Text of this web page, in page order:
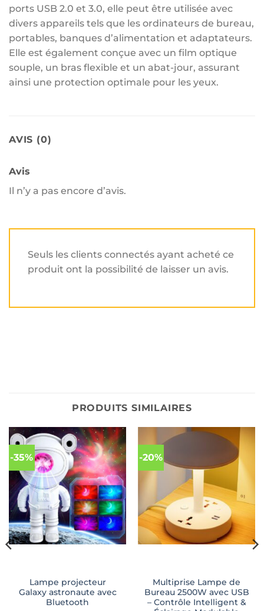
ports USB 2.0 et 3.0, elle peut être utilisée avec
divers appareils tels que les ordinateurs de bureau,
portables, banques d’alimentation et adaptateurs.
Elle est également conçue avec un film optique
souple, un bras flexible et un abat-jour, assurant
ainsi une protection optimale pour les yeux.
AVIS (0)
Avis
Il n’y a pas encore d’avis.
Seuls les clients connectés ayant acheté ce
produit ont la possibilité de laisser un avis.
PRODUITS SIMILAIRES
-35%
Lampe projecteur
Galaxy astronaute avec
Bluetooth
-20%
Multiprise Lampe de
Bureau 2500W avec USB
– Contrôle Intelligent &